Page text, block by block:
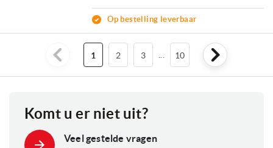
Op bestelling leverbaar
lees
1 Pagina
2 Pagina
3 ... Pagina
10
Komt u er niet uit?
Veel gestelde vragen